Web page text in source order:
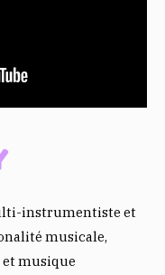
instrumentiste et
musicale,
musique